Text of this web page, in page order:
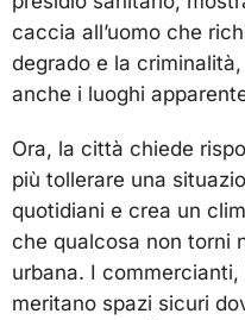
caccia all’uomo che
degrado e la
anche i luoghi
Ora, la città chiede
più tollerare una
quotidiani e crea un
che qualcosa non torni
urbana. I
meritano spazi sicuri